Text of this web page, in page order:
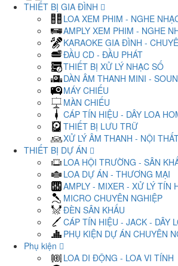
THIẾT BỊ GIA ĐÌNH
LOA XEM PHIM - NGHE
AMPLY XEM PHIM - NGHE
KARAOKE GIA ĐÌNH -
ĐẦU CD - ĐẦU PHÁT
THIẾT BỊ XỬ LÝ NHẠC SỐ
DÀN ÂM THANH MINI -
MÁY CHIẾU
MÀN CHIẾU
CÁP TÍN HIỆU - DÂY LOA
THIẾT BỊ LƯU TRỮ
XỬ LÝ ÂM THANH - NỘI
THIẾT BỊ DỰ ÁN
LOA HỘI TRƯỜNG - SÂN
LOA DỰ ÁN - THƯƠNG MẠI
AMPLY - MIXER - XỬ LÝ TÍN
MICRO CHUYÊN NGHIỆP
ĐÈN SÂN KHẤU
CÁP TÍN HIỆU - JACK - DÂY
PHỤ KIỆN DỰ ÁN CHUYÊN
Phụ kiện
LOA DI ĐỘNG - LOA VI TÍNH